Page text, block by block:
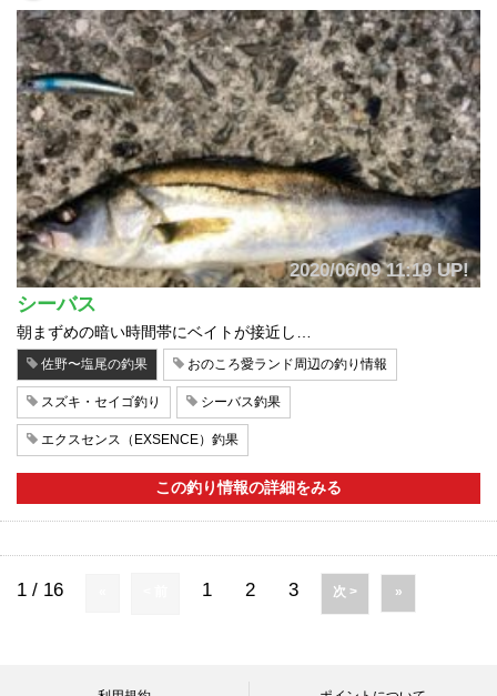
2020/06/09 11:19 UP!
シーバス
朝まずめの暗い時間帯にベイトが接近し…
佐野〜塩尾の釣果 おのころ愛ランド周辺の釣り情報
スズキ・セイゴ釣り シーバス釣果
エクスセンス（EXSENCE）釣果
この釣り情報の詳細をみる
1 / 16 1 2 3 次 > »